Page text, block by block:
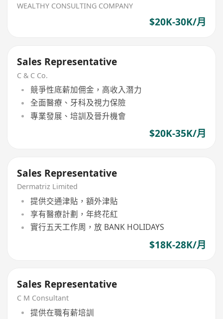
WEALTHY CONSULTING COMPANY
$20K-30K/月
Sales Representative
C & C Co.
競爭性底薪加佣金，高收入潛力
全面醫療、牙科及視力保險
專業發展、培訓及晉升機會
$20K-35K/月
Sales Representative
Dermatriz Limited
提供交通津貼，額外津貼
享有醫療計劃，年終花紅
實行五天工作周，放 BANK HOLIDAYS
$18K-28K/月
Sales Representative
C M Consultant
提供在職有薪培訓